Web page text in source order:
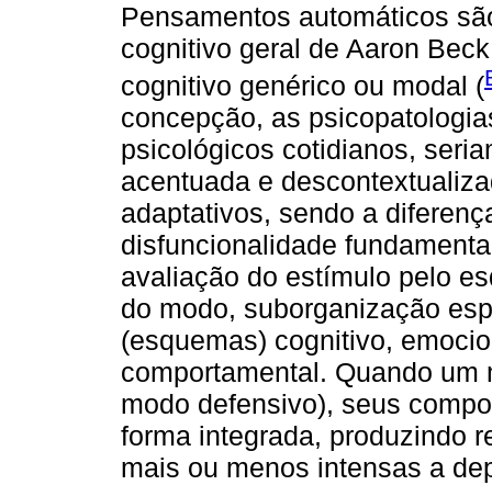
Pensamentos automáticos
cognitivo geral de Aaron
cognitivo genérico ou modal (
concepção, as
psicológicos cotidianos,
acentuada e
adaptativos, sendo a
disfuncionalidade
avaliação do estímulo pelo
do modo, suborganização
(esquemas) cognitivo,
comportamental. Quando
modo defensivo), seus
forma integrada, produzindo
mais ou menos intensas a